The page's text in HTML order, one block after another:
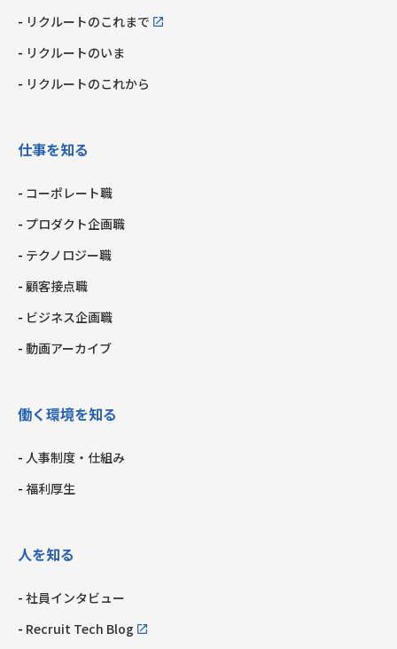
リクルートのこれまで
リクルートのいま
リクルートのこれから
仕事を知る
コーポレート職
プロダクト企画職
テクノロジー職
顧客接点職
ビジネス企画職
動画アーカイブ
働く環境を知る
人事制度・仕組み
福利厚生
人を知る
社員インタビュー
Recruit Tech Blog